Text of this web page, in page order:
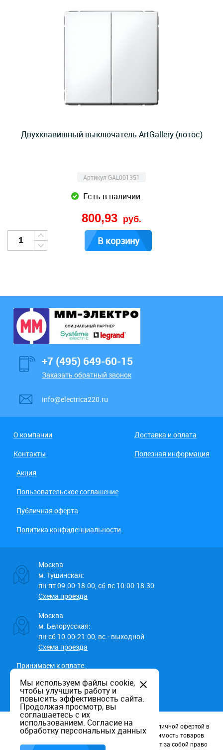
Двухклавишный выключатель ArtGallery (лотос)
Артикул GAL001351
Есть в наличии
800,93 руб.
В корзину
+7 (495) 649-60-15
Заказать обратный звонок
info@electrica220.ru
О компании
Доставка и оплата
Контакты
Полезная информация
Акция
Пользовательское соглашение
Публичная оферта
Политика конфиденциальности
Москва
м. Тушинская:
пн-пт 09:00-18:00, сб-вс 10:00-18:30
Схема проезда
Москва
м. Белорусская:
пн-сб 10:00-21:00, вс.- выходной
Схема проезда
Принимаем к оплате:
Данный информационный ресурс не является публичной офертой в
соотв. со статьей 437 (п.2) ГК РФ. Наличие и стоимость товаров
уточняйте по телефону. Производители оставляют за собой право
Мы используем файлы cookie,
чтобы улучшить работу и
повысить эффективность сайта.
Продолжая просмотр, вы
соглашаетесь с их
использованием. Согласие на
обработку персональных данных